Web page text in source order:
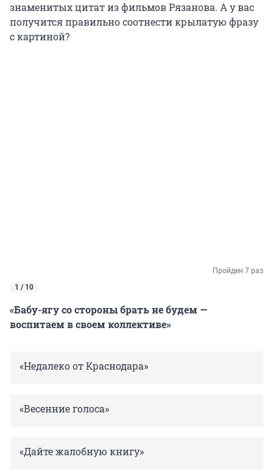
знаменитых цитат из фильмов Рязанова. А у вас
получится правильно соотнести крылатую фразу
с картиной?
Пройден 7 раз
1 / 10
«Бабу-ягу со стороны брать не будем —
воспитаем в своем коллективе»
«Недалеко от Краснодара»
«Весенние голоса»
«Дайте жалобную книгу»